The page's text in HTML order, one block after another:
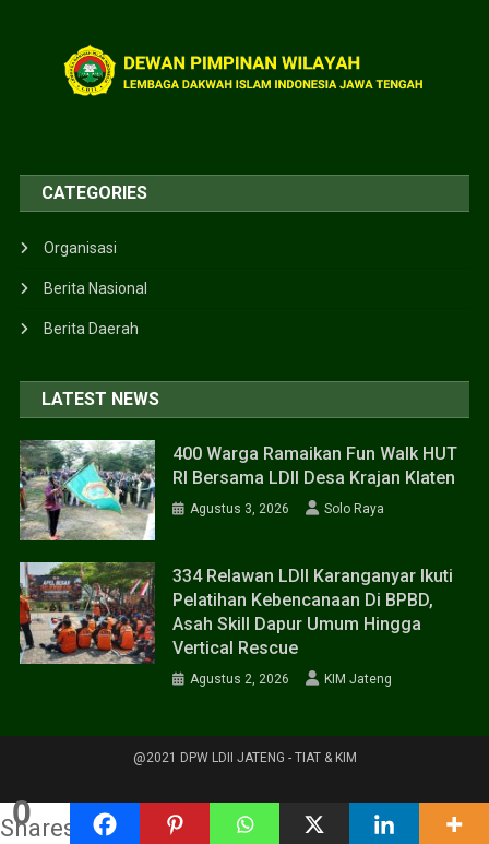
0
Shares
CATEGORIES
Organisasi
Berita Nasional
Berita Daerah
LATEST NEWS
400 Warga Ramaikan Fun Walk HUT
RI Bersama LDII Desa Krajan Klaten
Agustus 3, 2026 Solo Raya
334 Relawan LDII Karanganyar Ikuti
Pelatihan Kebencanaan Di BPBD,
Asah Skill Dapur Umum Hingga
Vertical Rescue
Agustus 2, 2026 KIM Jateng
@2021 DPW LDII JATENG - TIAT & KIM